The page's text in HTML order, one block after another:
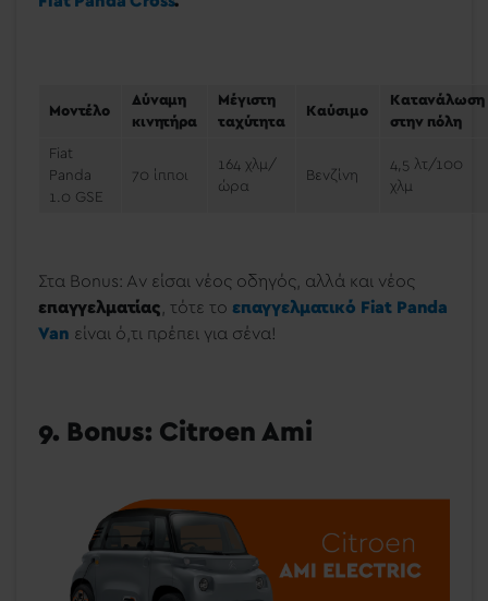
Μοντέλο
Δύναμη
κινητήρα
Μέγιστη
ταχύτητα
Καύσιμο
Κατανάλωση
στην πόλη
Fiat
Panda
1.0 GSE
70 ίπποι
164 χλμ/
ώρα
Βενζίνη
4,5 λτ/100
χλμ
Στα Bonus: Aν είσαι νέος οδηγός, αλλά και νέος
επαγγελματίας, τότε το επαγγελματικό Fiat Panda
Van είναι ό,τι πρέπει για σένα!
9. Bonus: Citroen Ami